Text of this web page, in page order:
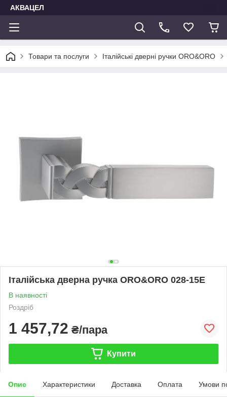
АКВАЦЕЛ
Товари та послуги Італійські дверні ручки ORO&ORO
Італійська дверна ручка ORO&ORO 028-15E
В наявності
Роздріб
1 457,72 ₴/пара
Купити
Опис Характеристики Доставка Оплата Умови